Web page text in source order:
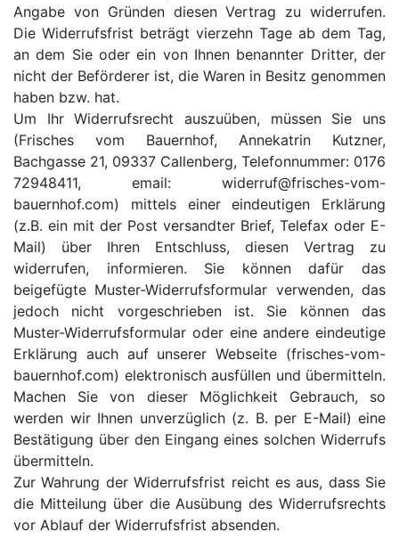
Angabe von Gründen diesen Vertrag zu widerrufen.
Die Widerrufsfrist beträgt vierzehn Tage ab dem Tag,
an dem Sie oder ein von Ihnen benannter Dritter, der
nicht der Beförderer ist, die Waren in Besitz genommen
haben bzw. hat.
Um Ihr Widerrufsrecht auszuüben, müssen Sie uns
(Frisches vom Bauernhof, Annekatrin Kutzner,
Bachgasse 21, 09337 Callenberg, Telefonnummer: 0176
72948411, email: widerruf@frisches-vom-
bauernhof.com) mittels einer eindeutigen Erklärung
(z.B. ein mit der Post versandter Brief, Telefax oder E-
Mail) über Ihren Entschluss, diesen Vertrag zu
widerrufen, informieren. Sie können dafür das
beigefügte Muster-Widerrufsformular verwenden, das
jedoch nicht vorgeschrieben ist. Sie können das
Muster-Widerrufsformular oder eine andere eindeutige
Erklärung auch auf unserer Webseite (frisches-vom-
bauernhof.com) elektronisch ausfüllen und übermitteln.
Machen Sie von dieser Möglichkeit Gebrauch, so
werden wir Ihnen unverzüglich (z. B. per E-Mail) eine
Bestätigung über den Eingang eines solchen Widerrufs
übermitteln.
Zur Wahrung der Widerrufsfrist reicht es aus, dass Sie
die Mitteilung über die Ausübung des Widerrufsrechts
vor Ablauf der Widerrufsfrist absenden.